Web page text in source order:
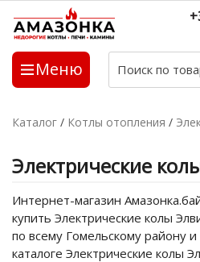
Меню
Каталог / Котлы отопления /
Электрические
Интернет-магазин
купить Электрические колы
по всему Гомельскому району
каталоге Электрические колы